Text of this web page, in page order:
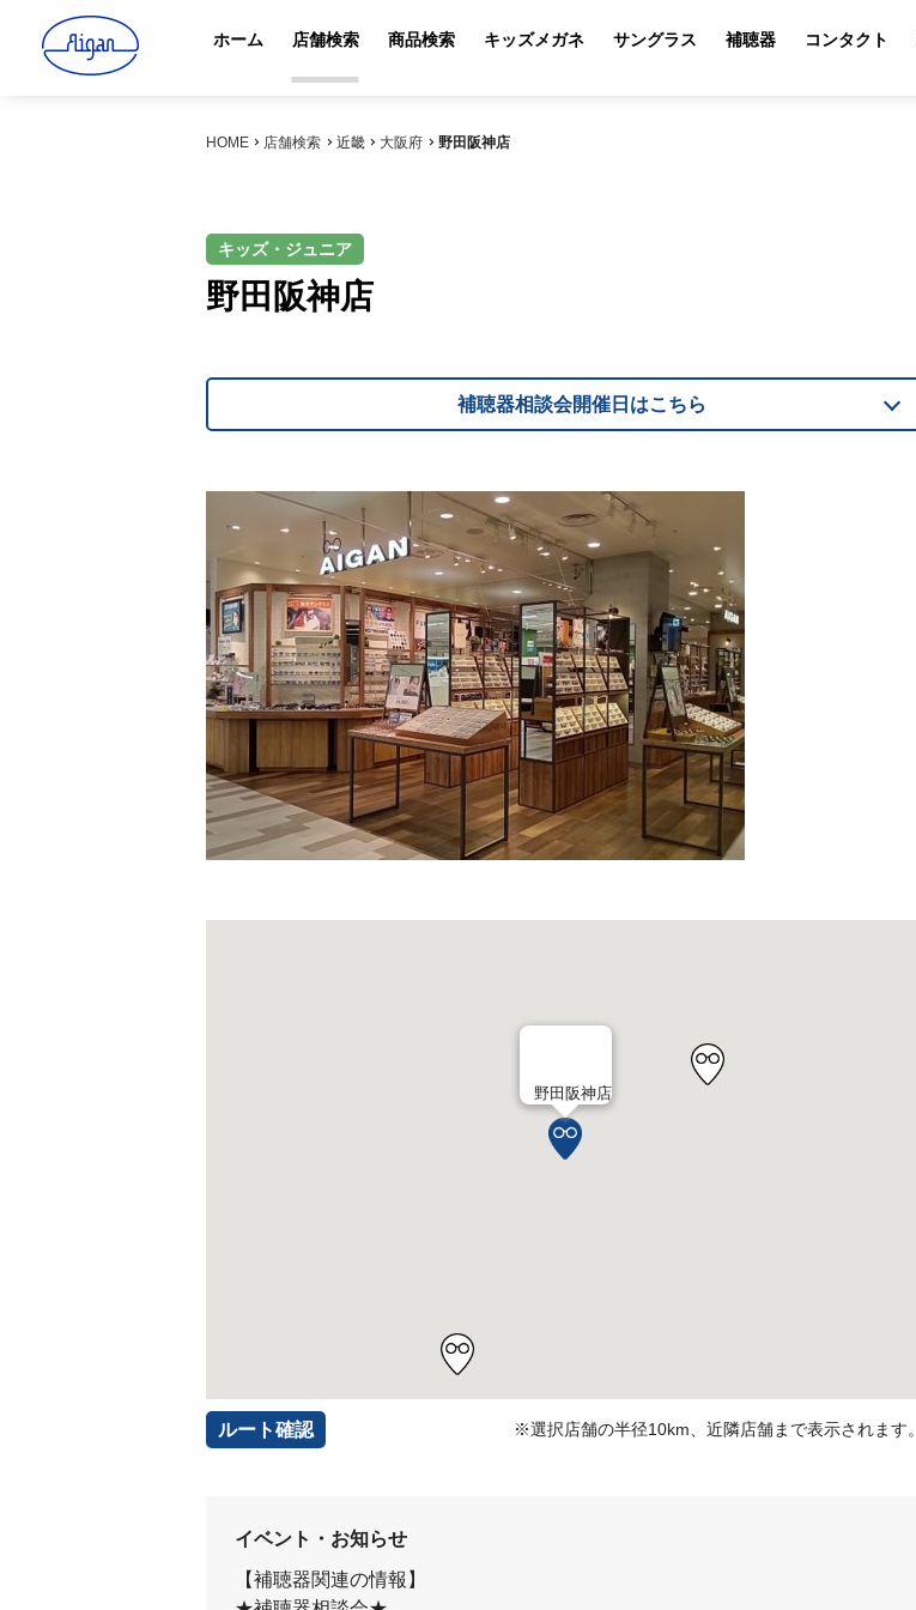
ホーム 店舗検索 商品検索 キッズメガネ サングラス 補聴器 コンタクト
HOME 店舗検索 近畿 大阪府 野田阪神店
キッズ・ジュニア
野田阪神店
補聴器相談会開催日はこちら
野田阪神店
ルート確認 ※選択店舗の半径10km、近隣店舗まで表示されます。
イベント・お知らせ
【補聴器関連の情報】